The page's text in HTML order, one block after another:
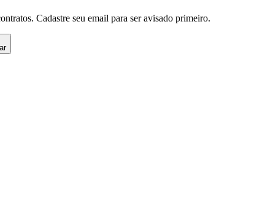
Cadastre seu email para ser avisado primeiro.